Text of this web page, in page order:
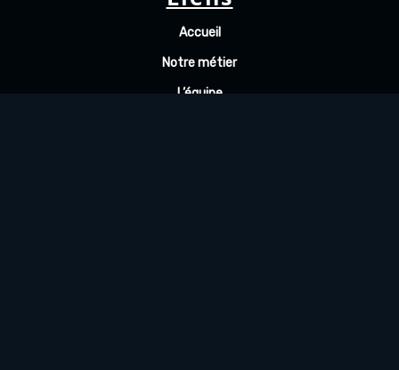
Accueil
Notre métier
L’équipe